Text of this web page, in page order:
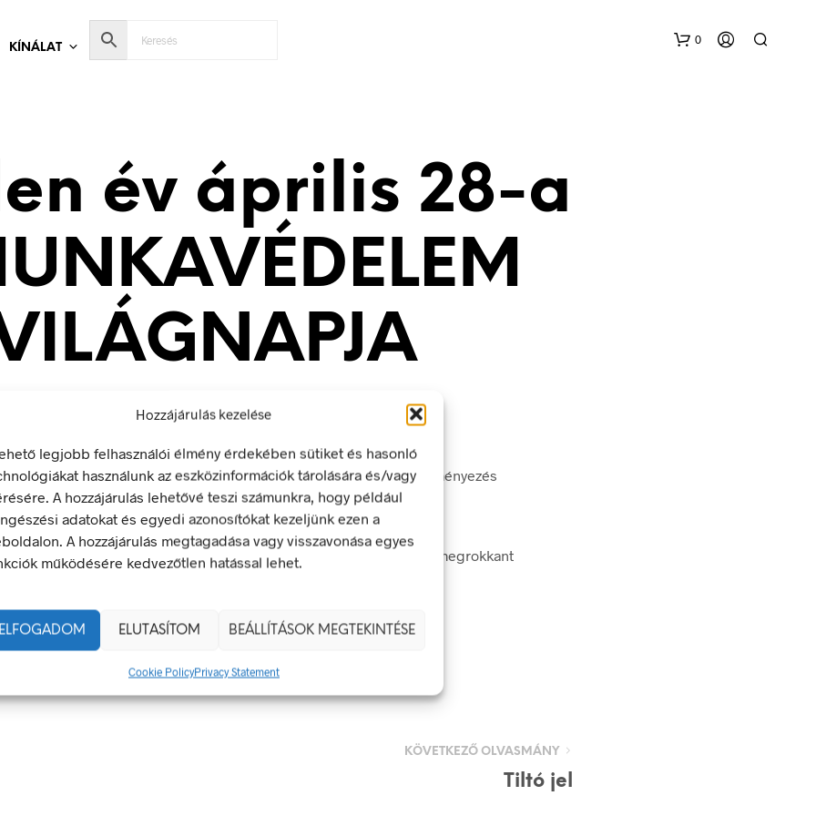
Hozzájárulás kezelése
legjobb felhasználói élmény érdekében sütiket és hasonló
használunk az eszközinformációk tárolására és/vagy
A hozzájárulás lehetővé teszi számunkra, hogy például
adatokat és egyedi azonosítókat kezeljünk ezen a
A hozzájárulás megtagadása vagy visszavonása egyes
működésére kedvezőtlen hatással lehet.
ELFOGADOM ELUTASÍTOM BEÁLLÍTÁSOK MEGTEKINTÉSE
Cookie PolicyPrivacy Statement
KÍNÁLAT
0
év április 28-a
világnapjaként 1980-as évek vége óta tartják. A kezdeményezés
a dátum az 1914. április 28-án Kanadában elfogadott munkahelyi
elfogadásának idejéhez köthető.
a munkavédelemről és a munkahelyi balesetekben elhunyt, megrokkant
KÖVETKEZŐ OLVASMÁNY
Tiltó jel